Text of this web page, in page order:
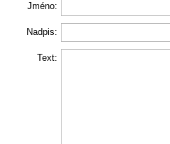
Jméno:
Nadpis:
Text: